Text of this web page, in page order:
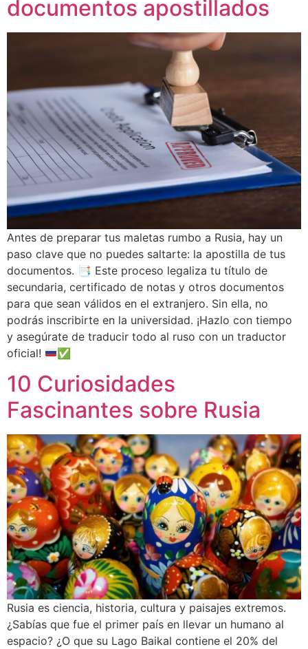
documentos apostillados
Antes de preparar tus maletas rumbo a Rusia, hay un
paso clave que no puedes saltarte: la apostilla de tus
documentos. 📑 Este proceso legaliza tu título de
secundaria, certificado de notas y otros documentos
para que sean válidos en el extranjero. Sin ella, no
podrás inscribirte en la universidad. ¡Hazlo con tiempo
y asegúrate de traducir todo al ruso con un traductor
oficial!
✅
10 Curiosidades
Fascinantes sobre Rusia
Rusia es ciencia, historia, cultura y paisajes extremos.
¿Sabías que fue el primer país en llevar un humano al
espacio? ¿O que su Lago Baikal contiene el 20% del